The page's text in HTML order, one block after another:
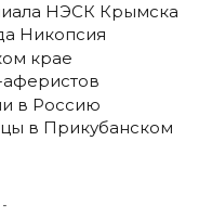
НЭСК Крымска
Никопсия
крае
в Россию
в Прикубанском